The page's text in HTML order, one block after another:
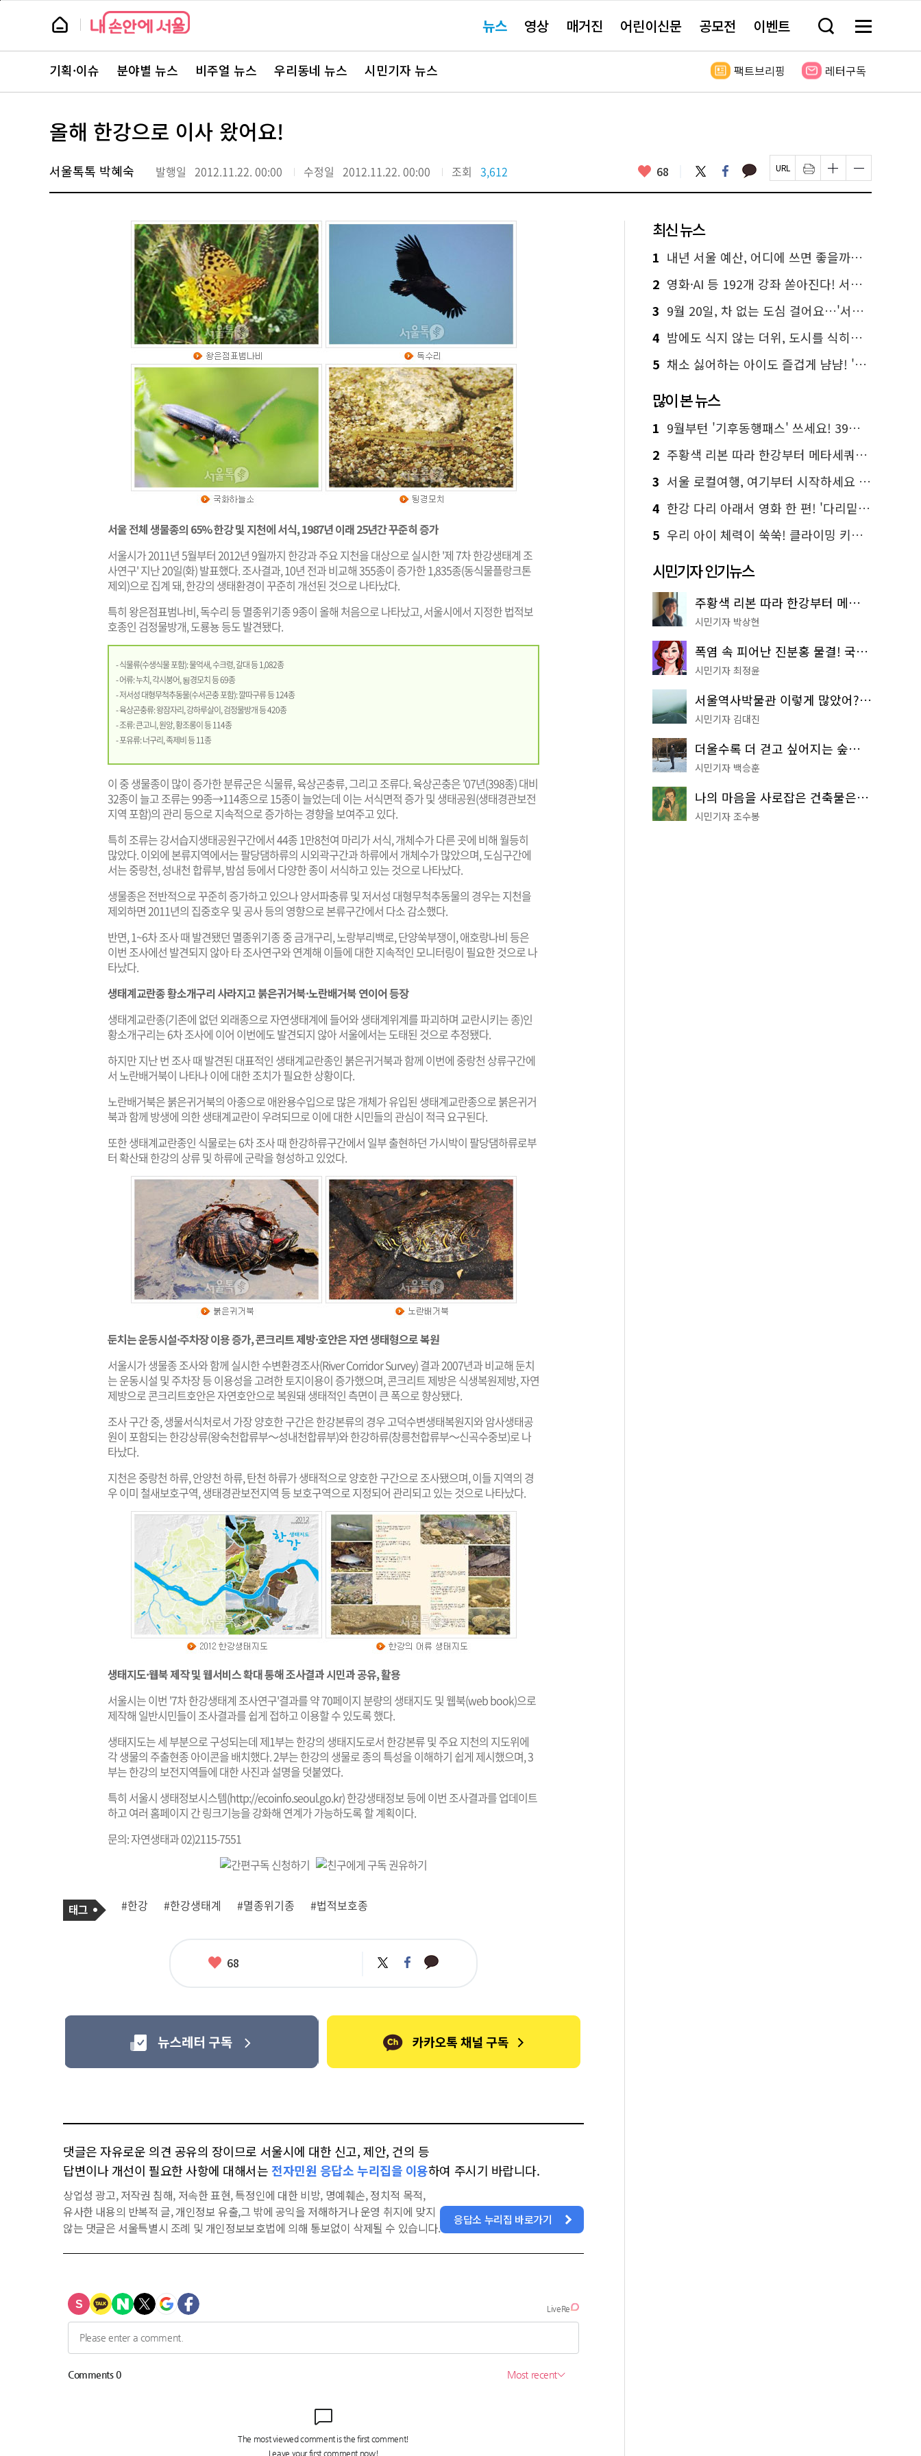
본
뉴
스 요뉴스 영상 매거진 어린이신문 공모전 이벤트 검
창
기
메
전
보
뉴
스
주
서
바
로
기획·이슈 분야별 뉴스 비주얼 뉴스 우리동네 뉴스 시민기자 뉴스 팩트브리핑 레터구독
올해 한강으로 이사 왔어요!
서울톡톡 박혜숙 발행일 2012.11.22. 00:00 수정일 2012.11.22. 00:00 조회 3,612 좋
요
68 트
위
터
페
이
스
카
카 페
이
지
인
쇄
하
글
자
크
하
기
글
자
크
하
서울 전체 생물종의 65% 한강 및 지천에 서식, 1987년 이래 25년간 꾸준히 증가
서울시가 2011년 5월부터 2012년 9월까지 한강과 주요 지천을 대상으로 실시한 '제 7차 한강생태계 조
사연구' 지난 20일(화) 발표했다. 조사결과, 10년 전과 비교해 355종이 증가한 1,835종(동식물플랑크톤
제외)으로 집계 돼, 한강의 생태환경이 꾸준히 개선된 것으로 나타났다.
특히 왕은점표범나비, 독수리 등 멸종위기종 9종이 올해 처음으로 나타났고, 서울시에서 지정한 법적보
호종인 검정물방개, 도룡뇽 등도 발견됐다.
- 식물류(수생식물 포함): 물억새, 수크령, 갈대 등 1,082종
- 어류: 누치, 각시붕어, 됭경모치 등 69종
- 저서성 대형무척추동물(수서곤충 포함): 깔따구류 등 124종
- 육상곤충류: 왕잠자리, 강하루살이, 검정물방개 등 420종
- 조류: 큰고니, 원앙, 황조롱이 등 114종
- 포유류: 너구리, 족제비 등 11종
이 중 생물종이 많이 증가한 분류군은 식물류, 육상곤충류, 그리고 조류다. 육상곤충은 '07년(398종) 대비
32종이 늘고 조류는 99종→114종으로 15종이 늘었는데 이는 서식면적 증가 및 생태공원(생태경관보전
지역 포함)의 관리 등으로 지속적으로 증가하는 경향을 보여주고 있다.
특히 조류는 강서습지생태공원구간에서 44종 1만8천여 마리가 서식, 개체수가 다른 곳에 비해 월등히
많았다. 이외에 본류지역에서는 팔당댐하류의 시외곽구간과 하류에서 개체수가 많았으며, 도심구간에
서는 중랑천, 성내천 합류부, 밤섬 등에서 다양한 종이 서식하고 있는 것으로 나타났다.
생물종은 전반적으로 꾸준히 증가하고 있으나 양서파충류 및 저서성 대형무척추동물의 경우는 지천을
제외하면 2011년의 집중호우 및 공사 등의 영향으로 본류구간에서 다소 감소했다.
반면, 1~6차 조사 때 발견됐던 멸종위기종 중 금개구리, 노랑부리백로, 단양쑥부쟁이, 애호랑나비 등은
이번 조사에선 발견되지 않아 타 조사연구와 연계해 이들에 대한 지속적인 모니터링이 필요한 것으로 나
타났다.
생태계교란종 황소개구리 사라지고 붉은귀거북·노란배거북 연이어 등장
생태계교란종(기존에 없던 외래종으로 자연생태계에 들어와 생태계위계를 파괴하며 교란시키는 종)인
황소개구리는 6차 조사에 이어 이번에도 발견되지 않아 서울에서는 도태된 것으로 추정됐다.
하지만 지난 번 조사 때 발견된 대표적인 생태계교란종인 붉은귀거북과 함께 이번에 중랑천 상류구간에
서 노란배거북이 나타나 이에 대한 조치가 필요한 상황이다.
노란배거북은 붉은귀거북의 아종으로 애완용수입으로 많은 개체가 유입된 생태계교란종으로 붉은귀거
북과 함께 방생에 의한 생태계교란이 우려되므로 이에 대한 시민들의 관심이 적극 요구된다.
또한 생태계교란종인 식물로는 6차 조사 때 한강하류구간에서 일부 출현하던 가시박이 팔당댐하류로부
터 확산돼 한강의 상류 및 하류에 군락을 형성하고 있었다.
둔치는 운동시설·주차장 이용 증가, 콘크리트 제방·호안은 자연 생태형으로 복원
서울시가 생물종 조사와 함께 실시한 수변환경조사(River Corridor Survey) 결과 2007년과 비교해 둔치
는 운동시설 및 주차장 등 이용성을 고려한 토지이용이 증가했으며, 콘크리트 제방은 식생복원제방, 자연
제방으로 콘크리트호안은 자연호안으로 복원돼 생태적인 측면이 큰 폭으로 향상됐다.
조사 구간 중, 생물서식처로서 가장 양호한 구간은 한강본류의 경우 고덕수변생태복원지와 암사생태공
원이 포함되는 한강상류(왕숙천합류부～성내천합류부)와 한강하류(창릉천합류부～신곡수중보)로 나
타났다.
지천은 중랑천 하류, 안양천 하류, 탄천 하류가 생태적으로 양호한 구간으로 조사됐으며, 이들 지역의 경
우 이미 철새보호구역, 생태경관보전지역 등 보호구역으로 지정되어 관리되고 있는 것으로 나타났다.
생태지도·웹북 제작 및 웹서비스 확대 통해 조사결과 시민과 공유, 활용
서울시는 이번 '7차 한강생태계 조사연구'결과를 약 70페이지 분량의 생태지도 및 웹북(web book)으로
제작해 일반시민들이 조사결과를 쉽게 접하고 이용할 수 있도록 했다.
생태지도는 세 부분으로 구성되는데 제1부는 한강의 생태지도로서 한강본류 및 주요 지천의 지도위에
각 생물의 주출현종 아이콘을 배치했다. 2부는 한강의 생물로 종의 특성을 이해하기 쉽게 제시했으며, 3
부는 한강의 보전지역들에 대한 사진과 설명을 덧붙였다.
특히 서울시 생태정보시스템(http://ecoinfo.seoul.go.kr) 한강생태정보 등에 이번 조사결과를 업데이트
하고 여러 홈페이지 간 링크기능을 강화해 연계가 가능하도록 할 계획이다.
문의: 자연생태과 02)2115-7551
사
태
그
#한강 #한강생태계 #멸종위기종 #법적보호종
좋
68 트
위
페
이
카
카
댓글은 자유로운 의견 공유의 장이므로 서울시에 대한 신고, 제안, 건의 등
답변이나 개선이 필요한 사항에 대해서는 전자민원 응답소 누리집을 이용하여 주시기 바랍니다.
상업성 광고, 저작권 침해, 저속한 표현, 특정인에 대한 비방, 명예훼손, 정치적 목적,
유사한 내용의 반복적 글, 개인정보 유출,그 밖에 공익을 저해하거나 운영 취지에 맞지
않는 댓글은 서울특별시 조례 및 개인정보보호법에 의해 통보없이 삭제될 수 있습니다.
응답소 누리집 바로가기
최신 뉴스
1 내년 서울 예산, 어디에 쓰면 좋을까요? 온라인 투표
2 영화·AI 등 192개 강좌 쏟아진다! 서울시민대학 선착순 신청
3 9월 20일, 차 없는 도심 걸어요…'서울 걷자 페스티벌' 선착순 5천명
4 밤에도 식지 않는 더위, 도시를 식히는 시원한 해법은?
5 채소 싫어하는 아이도 즐겁게 냠냠! '찾아가는 서울시 식생활 교육' 현장
많이 본 뉴스
1 9월부턴 '기후동행패스' 쓰세요! 39세까지 청년 혜택
2 주황색 리본 따라 한강부터 메타세쿼이아 숲길까지…서울둘레길 15코스
3 서울 로컬여행, 여기부터 시작하세요 '서울에디션25'
4 한강 다리 아래서 영화 한 편! '다리밑 영화관' 무료 상영
5 우리 아이 체력이 쑥쑥! 클라이밍 키즈카페·어린이 체력장
시민기자 인기뉴스
주황색 리본 따라 한강부터 메타세쿼이아 숲길까지…서울둘레길 15코스
시민기자 박상현
폭염 속 피어난 진분홍 물결! 국립중앙박물관 배롱나무 명소
시민기자 최정윤
서울역사박물관 이렇게 많았어? 주말마다 한 곳씩 떠나는 역사 산책
시민기자 김대진
더울수록 더 걷고 싶어지는 숲길! 서울둘레길 '아차산 코스'
시민기자 백승훈
나의 마음을 사로잡은 건축물은? '서울시 건축상' 수상작 공개!
시민기자 조수봉
페